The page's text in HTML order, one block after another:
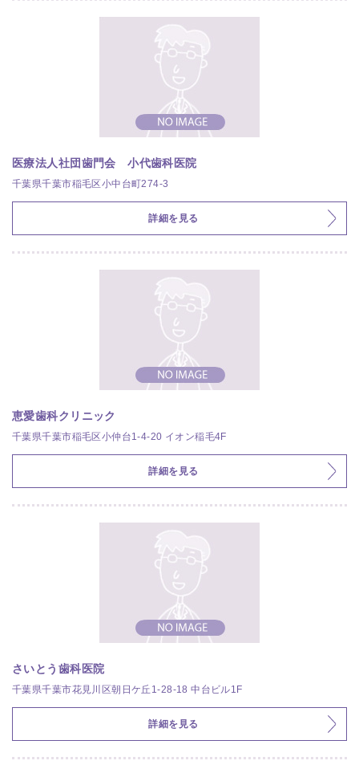
医療法人社団歯門会 小代歯科医院
千葉県千葉市稲毛区小中台町274-3
詳細を見る
恵愛歯科クリニック
千葉県千葉市稲毛区小仲台1-4-20 イオン稲毛4F
詳細を見る
さいとう歯科医院
千葉県千葉市花見川区朝日ケ丘1-28-18 中台ビル1F
詳細を見る